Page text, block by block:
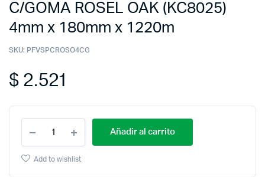
C/GOMA ROSEL OAK (KC8025)
4mm x 180mm x 1220m
SKU: PFVSPCROSO4CG
$2.521
Añadir al carrito
Add to wishlist